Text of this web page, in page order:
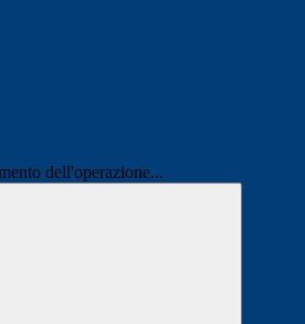
dell'operazione...